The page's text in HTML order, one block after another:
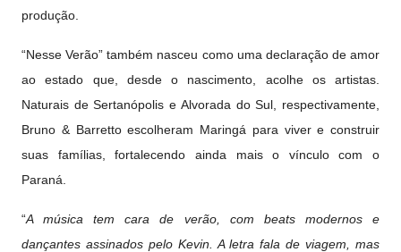
produção.
“Nesse Verão” também nasceu como uma declaração de amor
ao estado que, desde o nascimento, acolhe os artistas.
Naturais de Sertanópolis e Alvorada do Sul, respectivamente,
Bruno & Barretto escolheram Maringá para viver e construir
suas famílias, fortalecendo ainda mais o vínculo com o
Paraná.
“A música tem cara de verão, com beats modernos e
dançantes assinados pelo Kevin. A letra fala de viagem, mas